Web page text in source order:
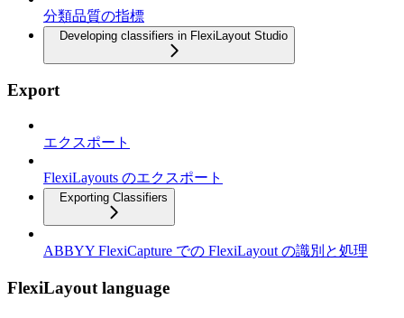
分類品質の指標
Developing classifiers in FlexiLayout Studio
Export
エクスポート
FlexiLayouts のエクスポート
Exporting Classifiers
ABBYY FlexiCapture での FlexiLayout の識別と処理
FlexiLayout language